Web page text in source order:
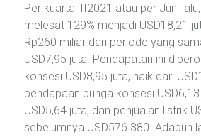
Per kuartal II2021 atau per Juni
melesat 129% menjadi USD18,21
Rp260 miliar dari periode yang
USD7,95 juta. Pendapatan ini
konsesi USD8,95 juta, naik dari
pendapaan bunga konsesi
USD5,64 juta, dan penjualan listrik
sebelumnya USD576.380. Adapun